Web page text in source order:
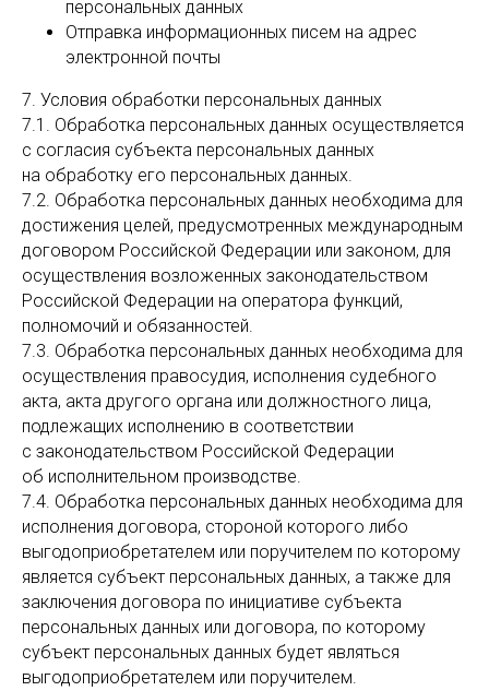
персональных данных
Отправка информационных писем на адрес
электронной почты
7. Условия обработки персональных данных
7.1. Обработка персональных данных осуществляется
с согласия субъекта персональных данных
на обработку его персональных данных.
7.2. Обработка персональных данных необходима для
достижения целей, предусмотренных международным
договором Российской Федерации или законом, для
осуществления возложенных законодательством
Российской Федерации на оператора функций,
полномочий и обязанностей.
7.3. Обработка персональных данных необходима для
осуществления правосудия, исполнения судебного
акта, акта другого органа или должностного лица,
подлежащих исполнению в соответствии
с законодательством Российской Федерации
об исполнительном производстве.
7.4. Обработка персональных данных необходима для
исполнения договора, стороной которого либо
выгодоприобретателем или поручителем по которому
является субъект персональных данных, а также для
заключения договора по инициативе субъекта
персональных данных или договора, по которому
субъект персональных данных будет являться
выгодоприобретателем или поручителем.